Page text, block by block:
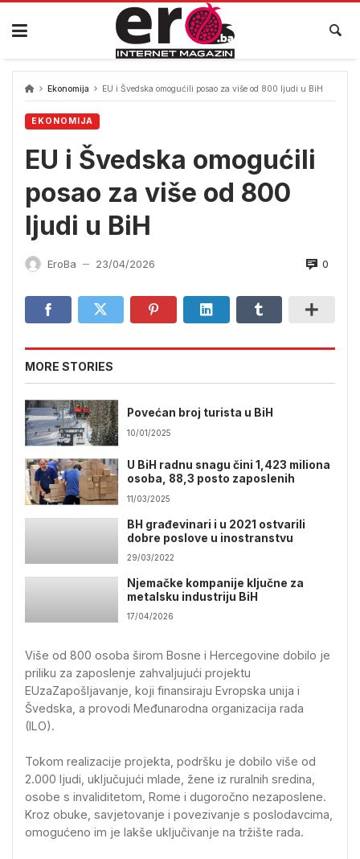
Skip
content
Ekonomija EU i Švedska omogućili posao za više od 800 ljudi u BiH
EKONOMIJA
EU i Švedska omogućili
posao za više od 800
ljudi u BiH
EroBa — 23/04/2026 0
MORE STORIES
Povećan broj turista u BiH
10/01/2025
U BiH radnu snagu čini 1,423 miliona
osoba, 88,3 posto zaposlenih
11/03/2025
BH građevinari i u 2021 ostvarili
dobre poslove u inostranstvu
29/03/2022
Njemačke kompanije ključne za
metalsku industriju BiH
17/04/2026
Više od 800 osoba širom Bosne i Hercegovine dobilo je
priliku za zaposlenje zahvaljujući projektu
EUzaZapošljavanje, koji finansiraju Evropska unija i
Švedska, a provodi Međunarodna organizacija rada
(ILO).
Tokom realizacije projekta, podršku je dobilo više od
2.000 ljudi, uključujući mlade, žene iz ruralnih sredina,
osobe s invaliditetom, Rome i dugoročno nezaposlene.
Kroz obuke, savjetovanje i povezivanje s poslodavcima,
omogućeno im je lakše uključivanje na tržište rada.